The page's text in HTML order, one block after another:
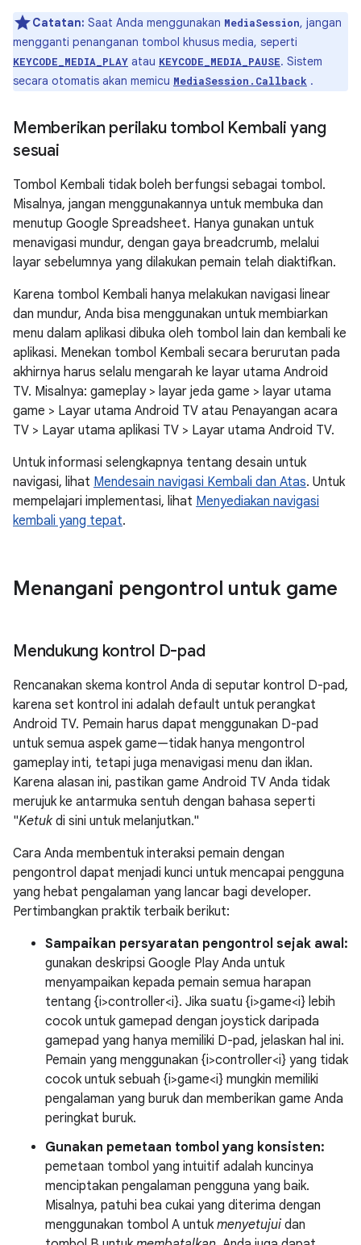
Catatan: Saat Anda menggunakan MediaSession, jangan
mengganti penanganan tombol khusus media, seperti
KEYCODE_MEDIA_PLAY atau KEYCODE_MEDIA_PAUSE. Sistem
secara otomatis akan memicu MediaSession.Callback .
Memberikan perilaku tombol Kembali yang
sesuai
Tombol Kembali tidak boleh berfungsi sebagai tombol.
Misalnya, jangan menggunakannya untuk membuka dan
menutup Google Spreadsheet. Hanya gunakan untuk
menavigasi mundur, dengan gaya breadcrumb, melalui
layar sebelumnya yang dilakukan pemain telah diaktifkan.
Karena tombol Kembali hanya melakukan navigasi linear
dan mundur, Anda bisa menggunakan untuk membiarkan
menu dalam aplikasi dibuka oleh tombol lain dan kembali ke
aplikasi. Menekan tombol Kembali secara berurutan pada
akhirnya harus selalu mengarah ke layar utama Android
TV. Misalnya: gameplay > layar jeda game > layar utama
game > Layar utama Android TV atau Penayangan acara
TV > Layar utama aplikasi TV > Layar utama Android TV.
Untuk informasi selengkapnya tentang desain untuk
navigasi, lihat Mendesain navigasi Kembali dan Atas. Untuk
mempelajari implementasi, lihat Menyediakan navigasi
kembali yang tepat.
Menangani pengontrol untuk game
Mendukung kontrol D-pad
Rencanakan skema kontrol Anda di seputar kontrol D-pad,
karena set kontrol ini adalah default untuk perangkat
Android TV. Pemain harus dapat menggunakan D-pad
untuk semua aspek game—tidak hanya mengontrol
gameplay inti, tetapi juga menavigasi menu dan iklan.
Karena alasan ini, pastikan game Android TV Anda tidak
merujuk ke antarmuka sentuh dengan bahasa seperti
"Ketukdi sini untuk melanjutkan."
Cara Anda membentuk interaksi pemain dengan
pengontrol dapat menjadi kunci untuk mencapai pengguna
yang hebat pengalaman yang lancar bagi developer.
Pertimbangkan praktik terbaik berikut:
Sampaikan persyaratan pengontrol sejak awal:
gunakan deskripsi Google Play Anda untuk
menyampaikan kepada pemain semua harapan
tentang {i>controller<i}. Jika suatu {i>game<i} lebih
cocok untuk gamepad dengan joystick daripada
gamepad yang hanya memiliki D-pad, jelaskan hal ini.
Pemain yang menggunakan {i>controller<i} yang tidak
cocok untuk sebuah {i>game<i} mungkin memiliki
pengalaman yang buruk dan memberikan game Anda
peringkat buruk.
Gunakan pemetaan tombol yang konsisten:
pemetaan tombol yang intuitif adalah kuncinya
menciptakan pengalaman pengguna yang baik.
Misalnya, patuhi bea cukai yang diterima dengan
menggunakan tombol A untuk menyetujui dan